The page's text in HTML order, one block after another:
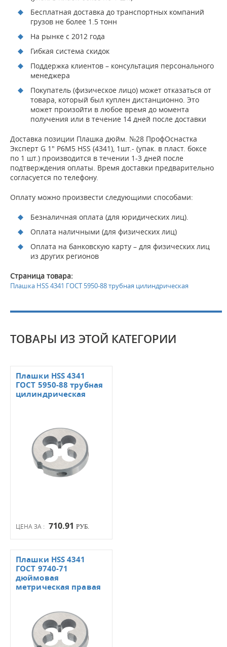
Бесплатная доставка до транспортных компаний
грузов не более 1.5 тонн
На рынке с 2012 года
Гибкая система скидок
Поддержка клиентов – консультация персонального
менеджера
Покупатель (физическое лицо) может отказаться от
товара, который был куплен дистанционно. Это
может произойти в любое время до момента
получения или в течение 14 дней после доставки
Доставка позиции Плашка дюйм. №28 ПрофОснастка
Эксперт G 1" P6M5 HSS (4341), 1шт.- (упак. в пласт. боксе
по 1 шт.) производится в течении 1-3 дней после
подтверждения оплаты. Время доставки предварительно
согласуется по телефону.
Оплату можно произвести следующими способами:
Безналичная оплата (для юридических лиц).
Оплата наличными (для физических лиц)
Оплата на банковскую карту – для физических лиц
из других регионов
Страница товара:
Плашка HSS 4341 ГОСТ 5950-88 трубная цилиндрическая
ТОВАРЫ ИЗ ЭТОЙ КАТЕГОРИИ
ЦЕНА ЗА : 710.91 РУБ.
Плашки HSS 4341
ГОСТ 5950-88 трубная
цилиндрическая
Плашки HSS 4341
ГОСТ 9740-71
дюймовая
метрическая правая